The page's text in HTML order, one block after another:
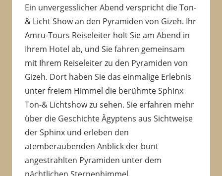
Ein unvergesslicher Abend verspricht die Ton-
& Licht Show an den Pyramiden von Gizeh. Ihr
Amru-Tours Reiseleiter holt Sie am Abend in
Ihrem Hotel ab, und Sie fahren gemeinsam
mit Ihrem Reiseleiter zu den Pyramiden von
Gizeh. Dort haben Sie das einmalige Erlebnis
unter freiem Himmel die berühmte Sphinx
Ton-& Lichtshow zu sehen. Sie erfahren mehr
über die Geschichte Ägyptens aus Sichtweise
der Sphinx und erleben den
atemberaubenden Anblick der bunt
angestrahlten Pyramiden unter dem